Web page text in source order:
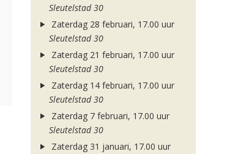
Sleutelstad 30
Zaterdag 28 februari, 17.00 uur
Sleutelstad 30
Zaterdag 21 februari, 17.00 uur
Sleutelstad 30
Zaterdag 14 februari, 17.00 uur
Sleutelstad 30
Zaterdag 7 februari, 17.00 uur
Sleutelstad 30
Zaterdag 31 januari, 17.00 uur